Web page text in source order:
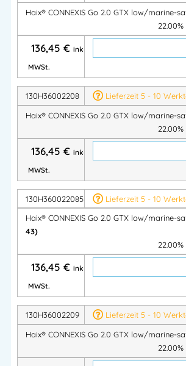
Fußbewegung
Reduziert Belastungen auf
Leistungsfähigkeit
Weitere Komfortfeatures
HAIX® Anti Slip: optimierte
Halt auf unterschiedlichstem
:
Anpassung, Schnürsenkeltasche
HAIX® FLEXLACE System
:
leichtes An- und Ausziehen
Kunststoffhinterkappe für stabile
GORE Stretch Laschenkonstruktion
DerHaix® CONNEXIS Go 2.0 GTX low
ist
einen leichten, flexiblen Schuh suchen, der
und maximale Bewegungsfreiheit
Artikelnummer:130H360022 Kategorien:
HAIX® CONNEXIS® GO, HAIX
Haix® CONNEXIS Go 2.0 GTX low/marine-
136,45 € inkl.
MWSt.
130H36002208
Lieferzeit 5 - 10
Haix® CONNEXIS Go 2.0 GTX low/marine-
136,45 € inkl.
MWSt.
130H360022085
Lieferzeit 5 - 10
Haix® CONNEXIS Go 2.0 GTX low/marine-
43)
136,45 € inkl.
MWSt.
130H36002209
Lieferzeit 5 - 10
Haix® CONNEXIS Go 2.0 GTX low/marine-